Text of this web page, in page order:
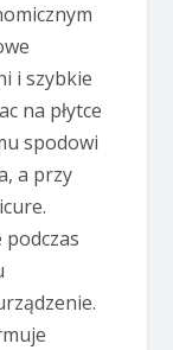
i szybkie
na płytce
spodowi
a przy